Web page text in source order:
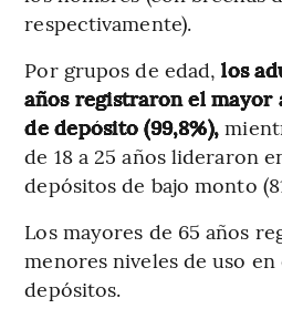
respectivamente).
Por grupos de edad,los
años registraron el mayor
de depósito (99,8%),
de 18 a 25 años lideraron
depósitos de bajo monto
Los mayores de 65 años
menores niveles de uso en
depósitos.